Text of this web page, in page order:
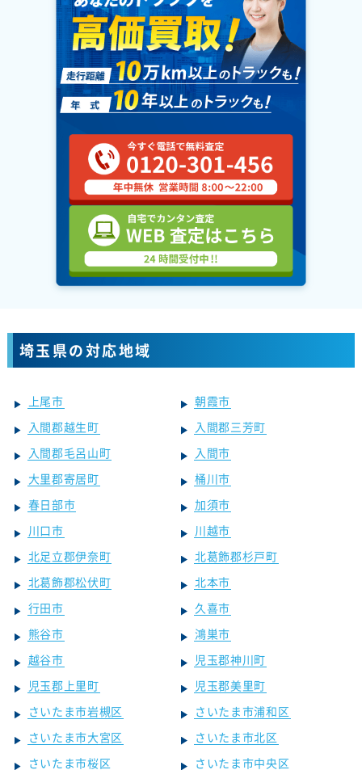
埼玉県の対応地域
上尾市
朝霞市
入間郡越生町
入間郡三芳町
入間郡毛呂山町
入間市
大里郡寄居町
桶川市
春日部市
加須市
川口市
川越市
北足立郡伊奈町
北葛飾郡杉戸町
北葛飾郡松伏町
北本市
行田市
久喜市
熊谷市
鴻巣市
越谷市
児玉郡神川町
児玉郡上里町
児玉郡美里町
さいたま市岩槻区
さいたま市浦和区
さいたま市大宮区
さいたま市北区
さいたま市桜区
さいたま市中央区